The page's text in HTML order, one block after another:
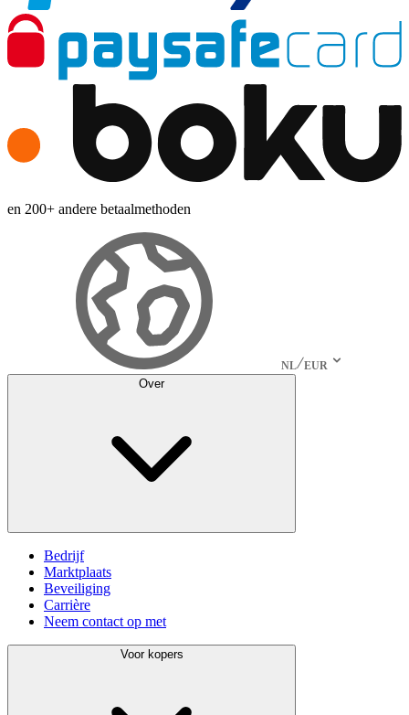
en 200+ andere betaalmethoden
NL EUR
Over
Bedrijf
Marktplaats
Beveiliging
Carrière
Neem contact op met
Voor kopers